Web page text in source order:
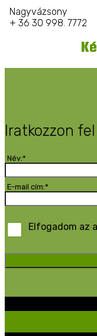
Nagyvázsony
+ 36 30 998. 7772
Iratkozzon
Név:*
E-mail cím:*
Elfogadom az